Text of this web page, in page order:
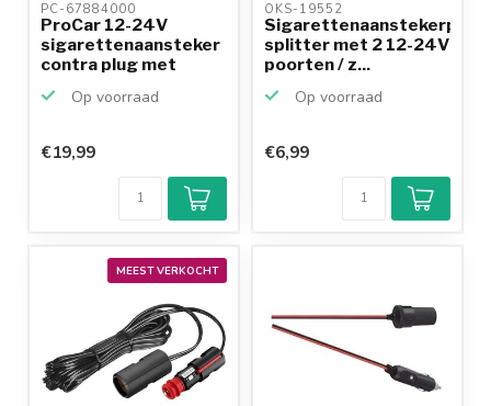
PC-67884000
ProCar 12-24V
sigarettenaansteker
contra plug met
Op voorraad
€19,99
OKS-19552
Sigarettenaanstekerplug
splitter met 2 12-24V
poorten / z...
Op voorraad
€6,99
MEEST VERKOCHT